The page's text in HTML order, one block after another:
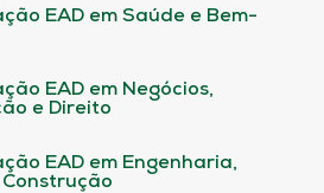
EAD em Saúde e Bem-
EAD em Negócios,
e Direito
EAD em Engenharia,